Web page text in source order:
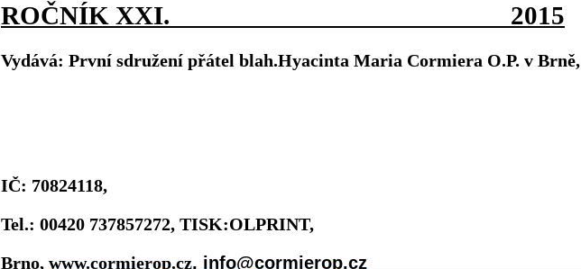
ROČNÍK XXI. 2015
Vydává: První sdružení přátel blah.Hyacinta Maria Cormiera O.P. v Brně,
IČ: 70824118,
Tel.: 00420 737857272, TISK:OLPRINT,
Brno, www.cormierop.cz, info@cormierop.cz